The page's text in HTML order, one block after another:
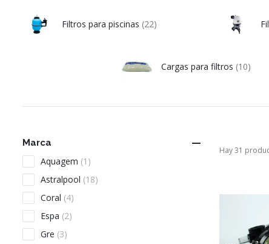
Filtros para piscinas (22)
Cargas para filtros (10)
Marca 
Aquagem (1)
Astralpool (18)
Coral (4)
Espa (2)
Gre (3)
Hay 31